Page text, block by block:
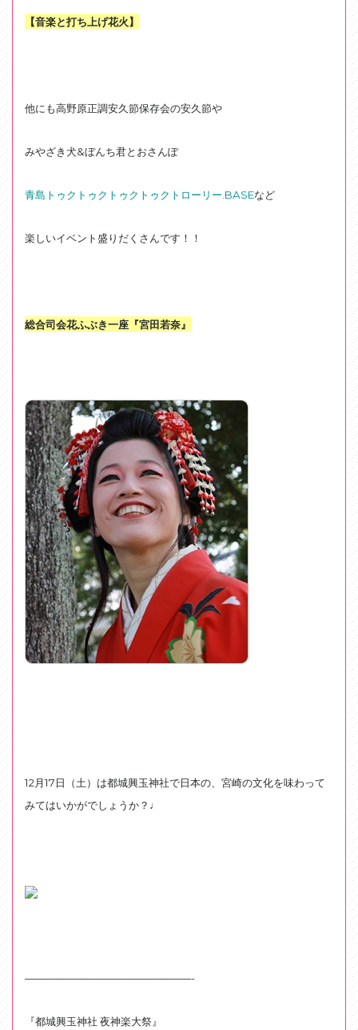
【音楽と打ち上げ花火】
他にも高野原正調安久節保存会の安久節や
みやざき犬&ぼんち君とおさんぽ
青島トゥクトゥクトゥクトゥクトローリー.BASEなど
楽しいイベント盛りだくさんです！！
総合司会花ふぶき一座『宮田若奈』
12月17日（土）は都城興玉神社で日本の、宮崎の文化を味わって
みてはいかがでしょうか？♩
————————————————-
『都城興玉神社 夜神楽大祭』